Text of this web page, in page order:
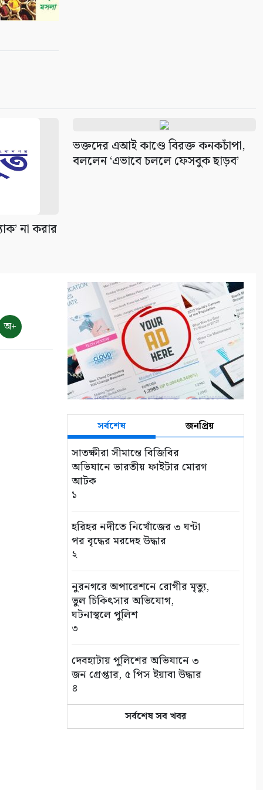
না করার
ভক্তদের এআই কাণ্ডে বিরক্ত কনকচাঁপা,
বললেন ‘এভাবে চললে ফেসবুক ছাড়ব’
অ+
সর্বশেষ জনপ্রিয়
সাতক্ষীরা সীমান্তে বিজিবির
অভিযানে ভারতীয় ফাইটার মোরগ
আটক
১
হরিহর নদীতে নিখোঁজের ৩ ঘন্টা
পর বৃদ্ধের মরদেহ উদ্ধার
২
নুরনগরে অপারেশনে রোগীর মৃত্যু,
ভুল চিকিৎসার অভিযোগ,
ঘটনাস্থলে পুলিশ
৩
দেবহাটায় পুলিশের অভিযানে ৩
জন গ্রেপ্তার, ৫ পিস ইয়াবা উদ্ধার
৪
জন্মের পর থেকেই জটিলতায় ভুগছে
শিশু রায়য়ান, পাশে দাঁড়ালেন
সর্বশেষ সব খবর